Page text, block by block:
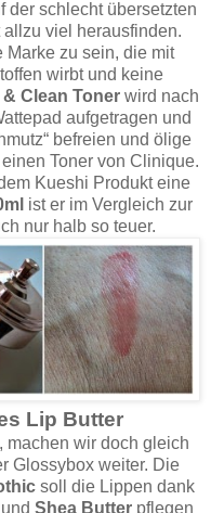
der schlecht übersetzten
viel herausfinden.
zu sein, die mit
wirbt und keine
& Clean Toner wird nach
aufgetragen und
befreien und ölige
Toner von Clinique.
Kueshi Produkt eine
ist er im Vergleich zur
nur halb so teuer.
Lip Butter
machen wir doch gleich
Glossybox weiter. Die
soll die Lippen dank
und Shea Butter pflegen